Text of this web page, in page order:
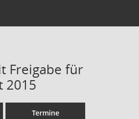
Freigabe für
2015
Termine